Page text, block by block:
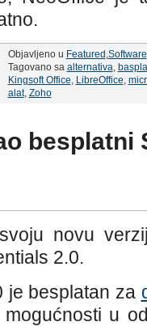
Objavljeno u Featured ,Software
Tagovano sa alternativa,
Kingsoft Office, LibreOffice,
alat, Zoho
besplatni
novu
2.0.
je besplatan za
u